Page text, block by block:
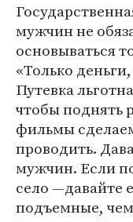
мужчин не
основываться
«Только
Путевка
чтобы поднять
фильмы
проводить.
мужчин. Если
село —давайте
подъемные,